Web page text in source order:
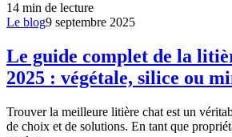
14 min de lecture
Le blog9 septembre 2025
Le guide complet de la
2025 : végétale, silice ou
Trouver la meilleure litière chat est un
de choix et de solutions. En tant que